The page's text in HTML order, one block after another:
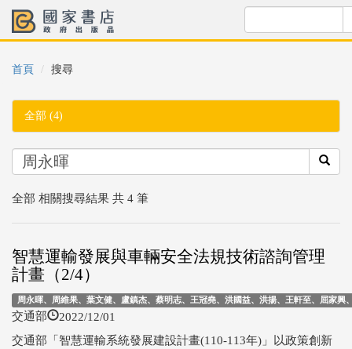
首頁 搜尋
全部 (4)
全部 相關搜尋結果 共 4 筆
智慧運輸發展與車輛安全法規技術諮詢管理
計畫（2/4）
周永暉、周維果、葉文健、盧鎮杰、蔡明志、王冠堯、洪國益、洪揚、王軒至、屈家興
交通部 2022/12/01
交通部「智慧運輸系統發展建設計畫(110-113年)」以政策創新